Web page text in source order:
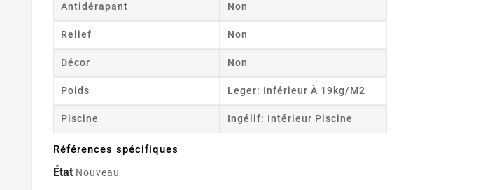
Antidérapant Non
Relief Non
Décor Non
Poids Leger: Inférieur À 19kg/m2
Piscine Ingélif: Intérieur Piscine
Références spécifiques
État Nouveau